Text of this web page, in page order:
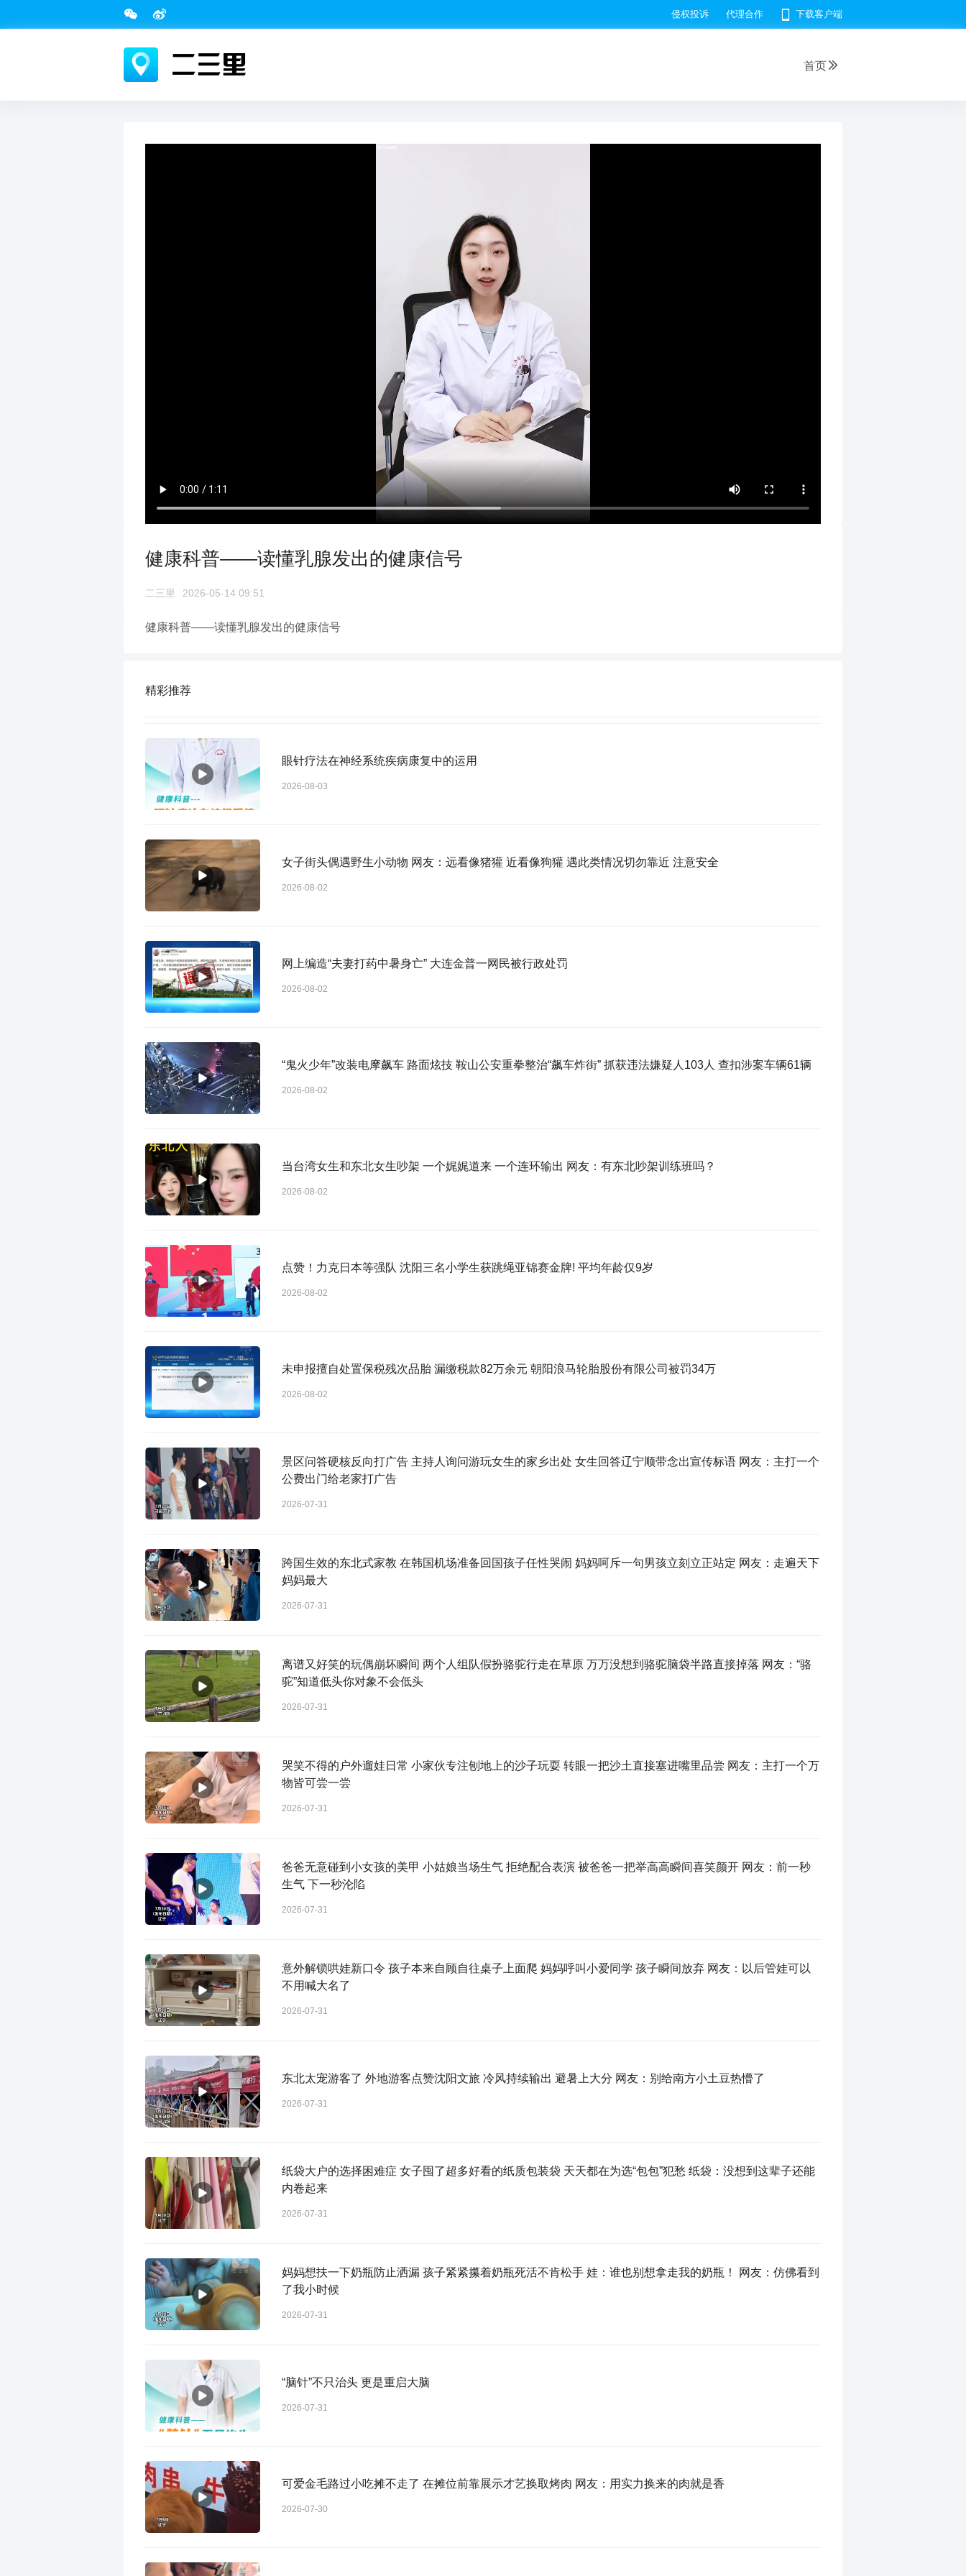
侵权投诉 代理合作 下载客户端
首页
健康科普——读懂乳腺发出的健康信号
二三里 2026-05-14 09:51
健康科普——读懂乳腺发出的健康信号
精彩推荐
眼针疗法在神经系统疾病康复中的运用
2026-08-03
女子街头偶遇野生小动物 网友：远看像猪獾 近看像狗獾 遇此类情况切勿靠近 注意安全
2026-08-02
网上编造“夫妻打药中暑身亡” 大连金普一网民被行政处罚
2026-08-02
“鬼火少年”改装电摩飙车 路面炫技 鞍山公安重拳整治“飙车炸街” 抓获违法嫌疑人103人 查扣涉案车辆61辆
2026-08-02
当台湾女生和东北女生吵架 一个娓娓道来 一个连环输出 网友：有东北吵架训练班吗？
2026-08-02
点赞！力克日本等强队 沈阳三名小学生获跳绳亚锦赛金牌! 平均年龄仅9岁
2026-08-02
未申报擅自处置保税残次品胎 漏缴税款82万余元 朝阳浪马轮胎股份有限公司被罚34万
2026-08-02
景区问答硬核反向打广告 主持人询问游玩女生的家乡出处 女生回答辽宁顺带念出宣传标语 网友：主打一个
公费出门给老家打广告
2026-07-31
跨国生效的东北式家教 在韩国机场准备回国孩子任性哭闹 妈妈呵斥一句男孩立刻立正站定 网友：走遍天下
妈妈最大
2026-07-31
离谱又好笑的玩偶崩坏瞬间 两个人组队假扮骆驼行走在草原 万万没想到骆驼脑袋半路直接掉落 网友：“骆
驼”知道低头你对象不会低头
2026-07-31
哭笑不得的户外遛娃日常 小家伙专注刨地上的沙子玩耍 转眼一把沙土直接塞进嘴里品尝 网友：主打一个万
物皆可尝一尝
2026-07-31
爸爸无意碰到小女孩的美甲 小姑娘当场生气 拒绝配合表演 被爸爸一把举高高瞬间喜笑颜开 网友：前一秒
生气 下一秒沦陷
2026-07-31
意外解锁哄娃新口令 孩子本来自顾自往桌子上面爬 妈妈呼叫小爱同学 孩子瞬间放弃 网友：以后管娃可以
不用喊大名了
2026-07-31
东北太宠游客了 外地游客点赞沈阳文旅 冷风持续输出 避暑上大分 网友：别给南方小土豆热懵了
2026-07-31
纸袋大户的选择困难症 女子囤了超多好看的纸质包装袋 天天都在为选“包包”犯愁 纸袋：没想到这辈子还能
内卷起来
2026-07-31
妈妈想扶一下奶瓶防止洒漏 孩子紧紧攥着奶瓶死活不肯松手 娃：谁也别想拿走我的奶瓶！ 网友：仿佛看到
了我小时候
2026-07-31
“脑针”不只治头 更是重启大脑
2026-07-31
可爱金毛路过小吃摊不走了 在摊位前靠展示才艺换取烤肉 网友：用实力换来的肉就是香
2026-07-30